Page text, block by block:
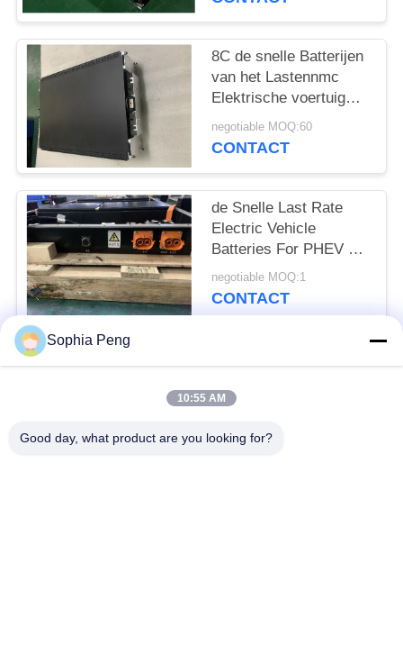
8C de snelle Batterijen
van het Lastennmc
Elektrische voertuig
voor PHEV-Batterijpak
negotiable MOQ:60
CONTACT
de Snelle Last Rate
Electric Vehicle
Batteries For PHEV en
HEV van 25.3KWh 5C
negotiable MOQ:1
CONTACT
populaire categorieën
Elektrische
Accusystemen
Sophia Peng
10:55 AM
Good day, what product are you looking for?